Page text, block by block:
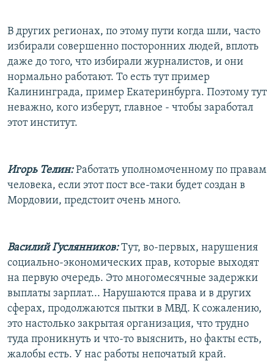
В других регионах, по этому пути когда шли, часто
избирали совершенно посторонних людей, вплоть
даже до того, что избирали журналистов, и они
нормально работают. То есть тут пример
Калининграда, пример Екатеринбурга. Поэтому тут
неважно, кого изберут, главное - чтобы заработал
этот институт.
Игорь Телин:Работать уполномоченному по правам
человека, если этот пост все-таки будет создан в
Мордовии, предстоит очень много.
Василий Гуслянников:Тут, во-первых, нарушения
социально-экономических прав, которые выходят
на первую очередь. Это многомесячные задержки
выплаты зарплат... Нарушаются права и в других
сферах, продолжаются пытки в МВД. К сожалению,
это настолько закрытая организация, что трудно
туда проникнуть и что-то выяснить, но факты есть,
жалобы есть. У нас работы непочатый край.